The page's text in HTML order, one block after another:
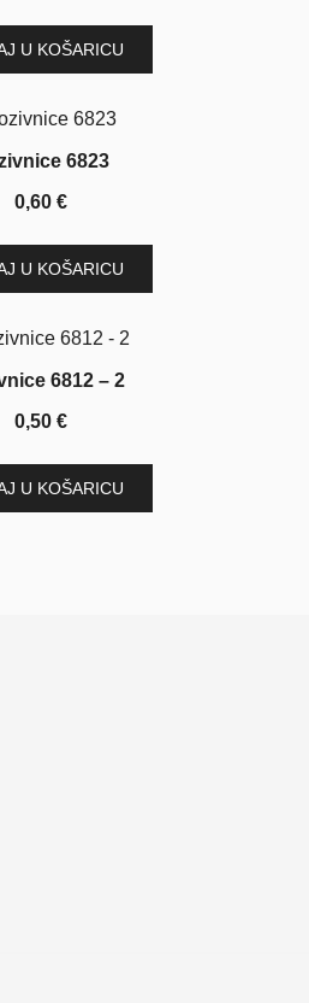
bila
je:
0,50 €.
je:
0,30 €.
U KOŠARICU
6823
0,60 €
U KOŠARICU
6812 – 2
0,50 €
U KOŠARICU